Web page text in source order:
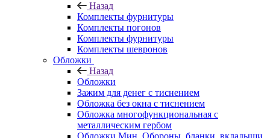
Назад
Комплекты фурнитуры
Комплекты погонов
Комплекты фурнитуры
Комплекты шевронов
Обложки
Назад
Обложки
Зажим для денег с тиснением
Обложка без окна с тиснением
Обложка многофункциональная с
металлическим гербом
Обложки Мин. Обороны, бланки, вкладыши